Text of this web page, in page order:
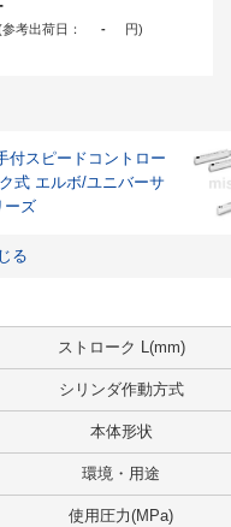
考出荷日： - 円)
付スピードコントロー
式 エルボ/ユニバーサ
ーズ
る
ストローク L(mm)
シリンダ作動方式
本体形状
環境・用途
使用圧力(MPa)